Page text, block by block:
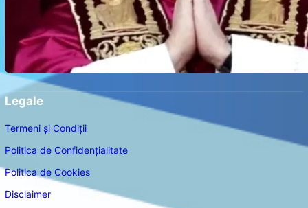
Legale
Termeni și Condiții
Politica de Confidențialitate
Politica de Cookies
Disclaimer